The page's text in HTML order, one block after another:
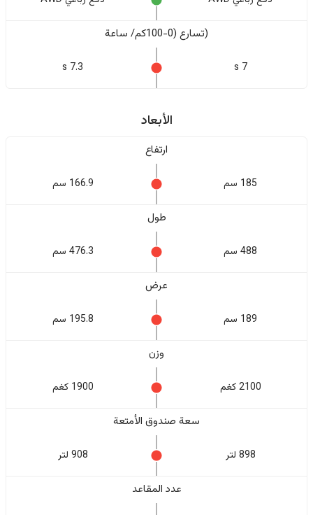
(تسارع (0-100كم/ ساعة
7 s
7.3 s
الأبعاد
ارتفاع
185 سم 166.9 سم
طول
488 سم 476.3 سم
عرض
189 سم 195.8 سم
وزن
2100 كغم 1900 كغم
سعة صندوق الأمتعة
898 لتر 908 لتر
عدد المقاعد